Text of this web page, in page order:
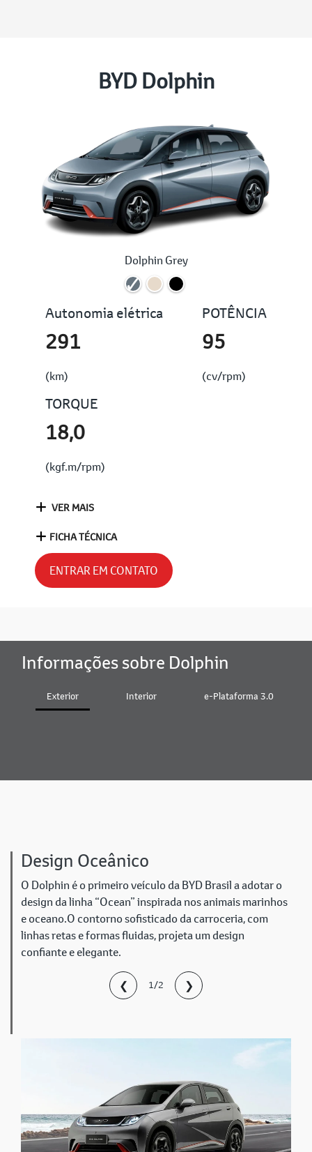
BYD Dolphin
Dolphin Grey
Autonomia elétrica
291
(km)
POTÊNCIA
95
(cv/rpm)
TORQUE
18,0
(kgf.m/rpm)
VER MAIS
FICHA TÉCNICA
ENTRAR EM CONTATO
Informações sobre Dolphin
Exterior Interior e-Plataforma 3.0
Design Oceânico
O Dolphin é o primeiro veículo da BYD Brasil a adotar o
design da linha “Ocean” inspirada nos animais marinhos
e oceano.O contorno sofisticado da carroceria, com
linhas retas e formas fluidas, projeta um design
confiante e elegante.
❮ 1/2 ❯